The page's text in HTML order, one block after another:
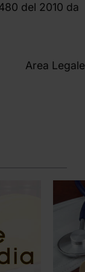
del 2010 da
Area Legale